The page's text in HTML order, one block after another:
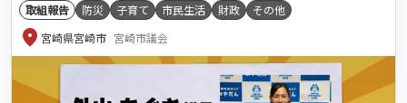
取組報告 防災 子育て 市民生活 財政 その他
location_on 宮崎県宮崎市 宮崎市議会